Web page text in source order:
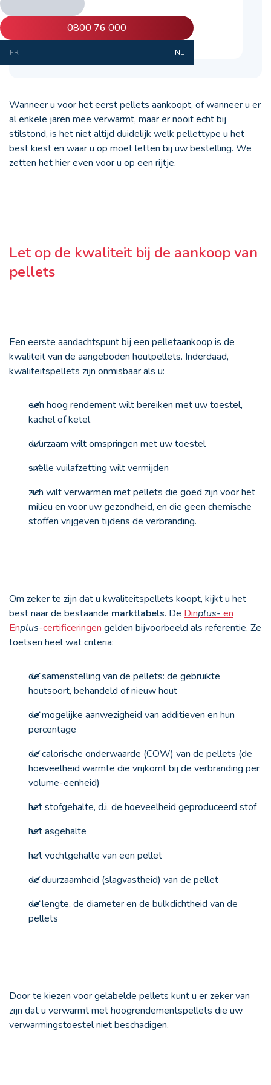
0800 76 000
FR NL
Wanneer u voor het eerst pellets aankoopt, of wanneer u er
al enkele jaren mee verwarmt, maar er nooit echt bij
stilstond, is het niet altijd duidelijk welk pellettype u het
best kiest en waar u op moet letten bij uw bestelling. We
zetten het hier even voor u op een rijtje.
Let op de kwaliteit bij de aankoop van
pellets
Een eerste aandachtspunt bij een pelletaankoop is de
kwaliteit van de aangeboden houtpellets. Inderdaad,
kwaliteitspellets zijn onmisbaar als u:
een hoog rendement wilt bereiken met uw toestel,
kachel of ketel
duurzaam wilt omspringen met uw toestel
snelle vuilafzetting wilt vermijden
zich wilt verwarmen met pellets die goed zijn voor het
milieu en voor uw gezondheid, en die geen chemische
stoffen vrijgeven tijdens de verbranding.
Om zeker te zijn dat u kwaliteitspellets koopt, kijkt u het
best naar de bestaande marktlabels. De Dinplus- en
Enplus-certificeringen gelden bijvoorbeeld als referentie. Ze
toetsen heel wat criteria:
de samenstelling van de pellets: de gebruikte
houtsoort, behandeld of nieuw hout
de mogelijke aanwezigheid van additieven en hun
percentage
de calorische onderwaarde (COW) van de pellets (de
hoeveelheid warmte die vrijkomt bij de verbranding per
volume-eenheid)
het stofgehalte, d.i. de hoeveelheid geproduceerd stof
het asgehalte
het vochtgehalte van een pellet
de duurzaamheid (slagvastheid) van de pellet
de lengte, de diameter en de bulkdichtheid van de
pellets
Door te kiezen voor gelabelde pellets kunt u er zeker van
zijn dat u verwarmt met hoogrendementspellets die uw
verwarmingstoestel niet beschadigen.